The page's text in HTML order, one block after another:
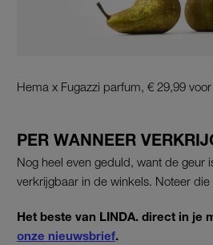
Hema x Fugazzi parfum, € 29,99
PER WANNEER
Nog heel even geduld, want de geur
verkrijgbaar in de winkels. Noteer
Het beste van LINDA. direct in je
onze nieuwsbrief.